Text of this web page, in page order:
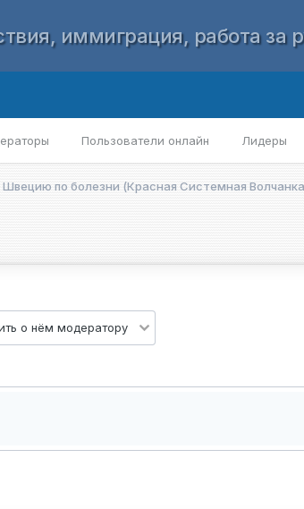
иммиграция, работа за
Пользователи онлайн Лидеры
Швецию по болезни (Красная Системная